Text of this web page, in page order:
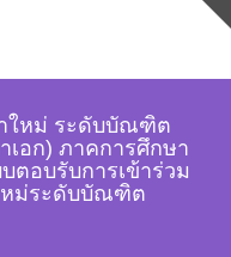
ใหม่ ระดับบัณฑิต
อก) ภาคการศึกษา
ตอบรับการเข้าร่วม
หม่ระดับบัณฑิต